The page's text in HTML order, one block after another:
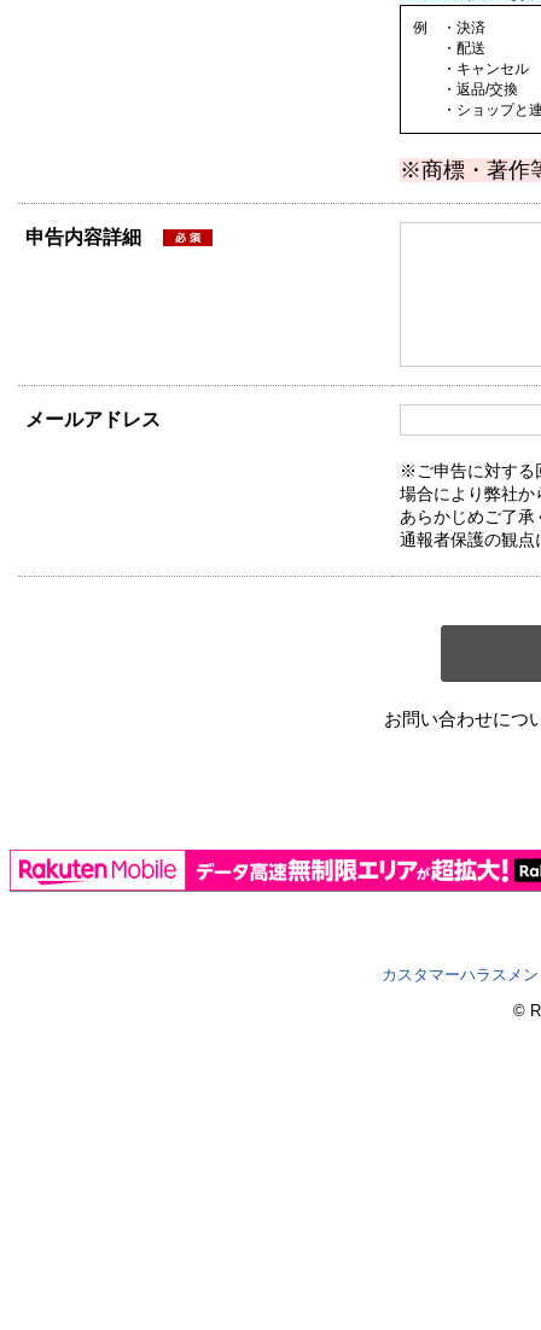
例 ・決済
・配送
・キャンセル
・返品/交換
・ショップと連
※商標・著作
申告内容詳細
メールアドレス
※ご申告に対する
場合により弊社か
あらかじめご了承
通報者保護の観点
お問い合わせにつ
カスタマーハラスメ
©